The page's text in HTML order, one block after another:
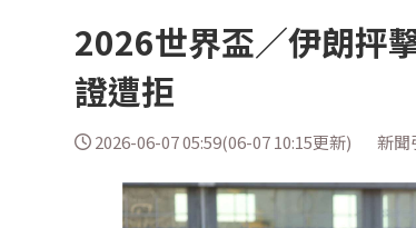
2026世界盃／伊朗抨
證遭拒
2026-06-07 05:59(06-07 10:15更新) 新聞